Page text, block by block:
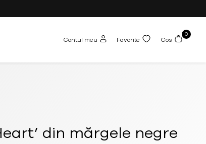
Contul meu Favorite Cos
0
din mărgele negre